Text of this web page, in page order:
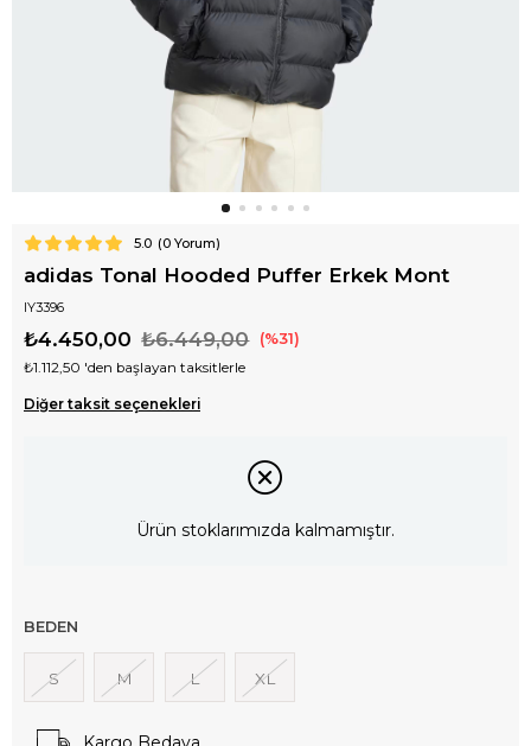
5.0 (0Yorum)
adidas Tonal Hooded Puffer Erkek Mont
IY3396
₺6.449,00
₺4.450,00 31
₺1.112,50 'den başlayan taksitlerle
Diğer taksit seçenekleri
Ürün stoklarımızda kalmamıştır.
BEDEN
S M L XL